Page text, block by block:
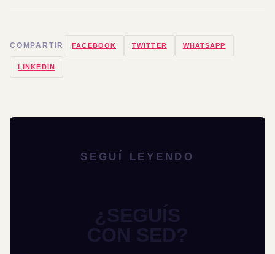
COMPARTIR FACEBOOK TWITTER WHATSAPP
LINKEDIN
SEGUÍ LEYENDO
¿SEGUÍS
CON SED?